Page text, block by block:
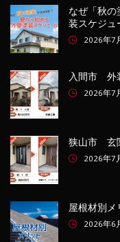
なぜ「秋の
装スケジュ
2026年7
入間市 外
2026年7
狭山市 玄
2026年7
屋根材別メ
2026年6